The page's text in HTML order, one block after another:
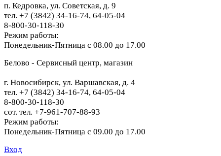
п. Кедровка, ул. Советская, д. 9
тел. +7 (3842) 34-16-74, 64-05-04
8-800-30-118-30
Режим работы:
Понедельник-Пятница с 08.00 до 17.00
Белово - Сервисный центр, магазин
г. Новосибирск, ул. Варшавская, д. 4
тел. +7 (3842) 34-16-74, 64-05-04
8-800-30-118-30
сот. тел. +7-961-707-88-93
Режим работы:
Понедельник-Пятница с 09.00 до 17.00
Вход